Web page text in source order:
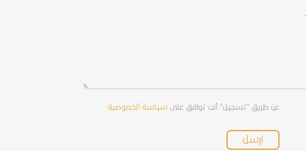
عن طريق "تسجيل" أنت توافق علىسياسة الخصوصية